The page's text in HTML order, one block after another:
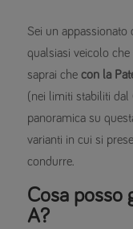
Sei un
qualsiasi veicolo che
saprai che con la
(nei limiti stabiliti dal
panoramica su
varianti in cui si
condurre.
Cosa posso
A?